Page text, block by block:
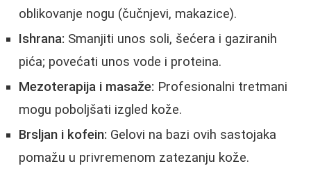
oblikovanje nogu (čučnjevi, makazice).
Ishrana: Smanjiti unos soli, šećera i gaziranih
pića; povećati unos vode i proteina.
Mezoterapija i masaže: Profesionalni tretmani
mogu poboljšati izgled kože.
Brsljan i kofein: Gelovi na bazi ovih sastojaka
pomažu u privremenom zatezanju kože.